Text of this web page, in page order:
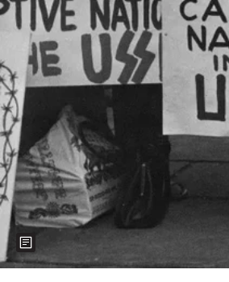
Zeigt weitere Informationen zum Bild